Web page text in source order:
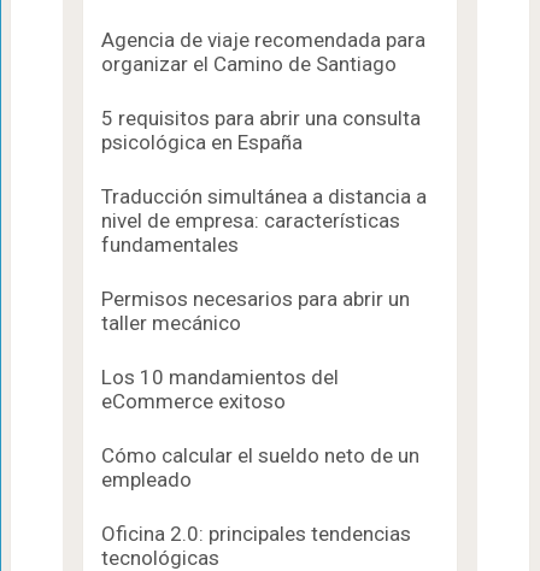
Agencia de viaje recomendada para
organizar el Camino de Santiago
5 requisitos para abrir una consulta
psicológica en España
Traducción simultánea a distancia a
nivel de empresa: características
fundamentales
Permisos necesarios para abrir un
taller mecánico
Los 10 mandamientos del
eCommerce exitoso
Cómo calcular el sueldo neto de un
empleado
Oficina 2.0: principales tendencias
tecnológicas